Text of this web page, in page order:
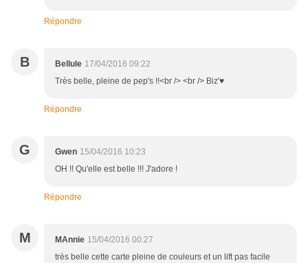
Répondre
B Bellule 17/04/2016 09:22
Très belle, pleine de pep's !!<br /> <br /> Biz'♥
Répondre
G Gwen 15/04/2016 10:23
OH !! Qu'elle est belle !!! J'adore !
Répondre
M MAnnie 15/04/2016 00:27
très belle cette carte pleine de couleurs et un lift pas facile